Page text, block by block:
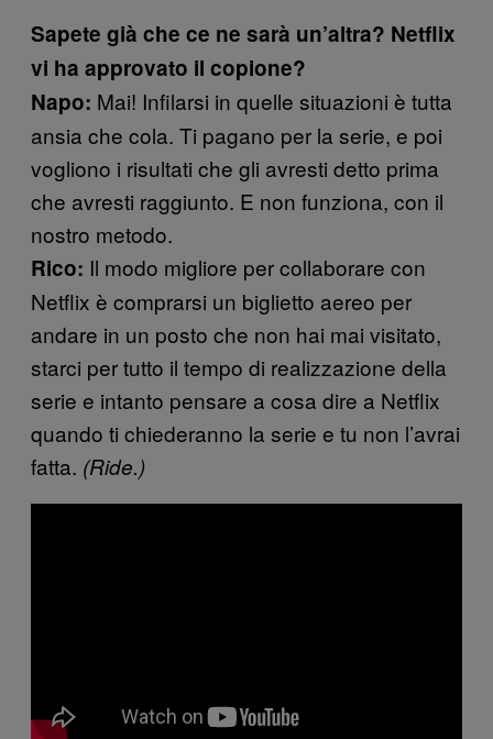
Sapete già che ce ne sarà un’altra? Netflix
vi ha approvato il copione?
Napo: Mai! Infilarsi in quelle situazioni è tutta
ansia che cola. Ti pagano per la serie, e poi
vogliono i risultati che gli avresti detto prima
che avresti raggiunto. E non funziona, con il
nostro metodo.
Rico: Il modo migliore per collaborare con
Netflix è comprarsi un biglietto aereo per
andare in un posto che non hai mai visitato,
starci per tutto il tempo di realizzazione della
serie e intanto pensare a cosa dire a Netflix
quando ti chiederanno la serie e tu non l’avrai
fatta. (Ride.)